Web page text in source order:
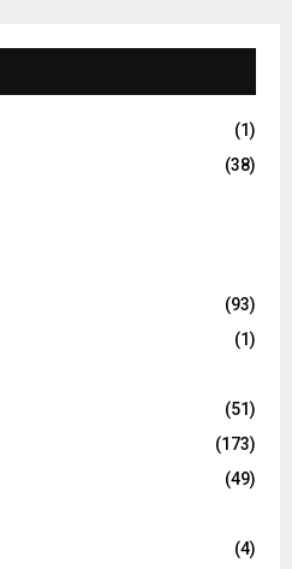
(1)
(38)
(93)
(1)
(51)
(173)
(49)
(4)